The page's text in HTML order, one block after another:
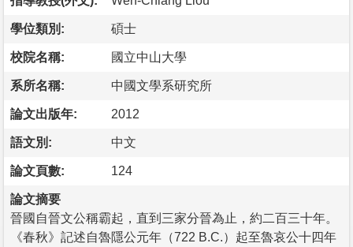
學位類別: 碩士
校院名稱: 國立中山大學
系所名稱: 中國文學系研究所
論文出版年: 2012
語文別: 中文
論文頁數: 124
論文摘要
晉國自晉文公稱霸起，直到三家分晉為止，約二百三十年。
《春秋》記述自魯隱公元年（722 B.C.）起至魯哀公十四年